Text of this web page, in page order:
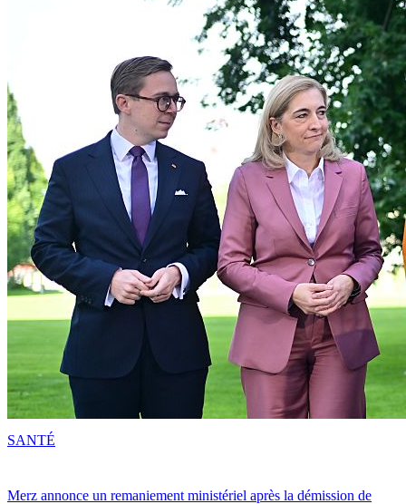
Merz annonce un remaniement ministériel après la démission de
SANTÉ